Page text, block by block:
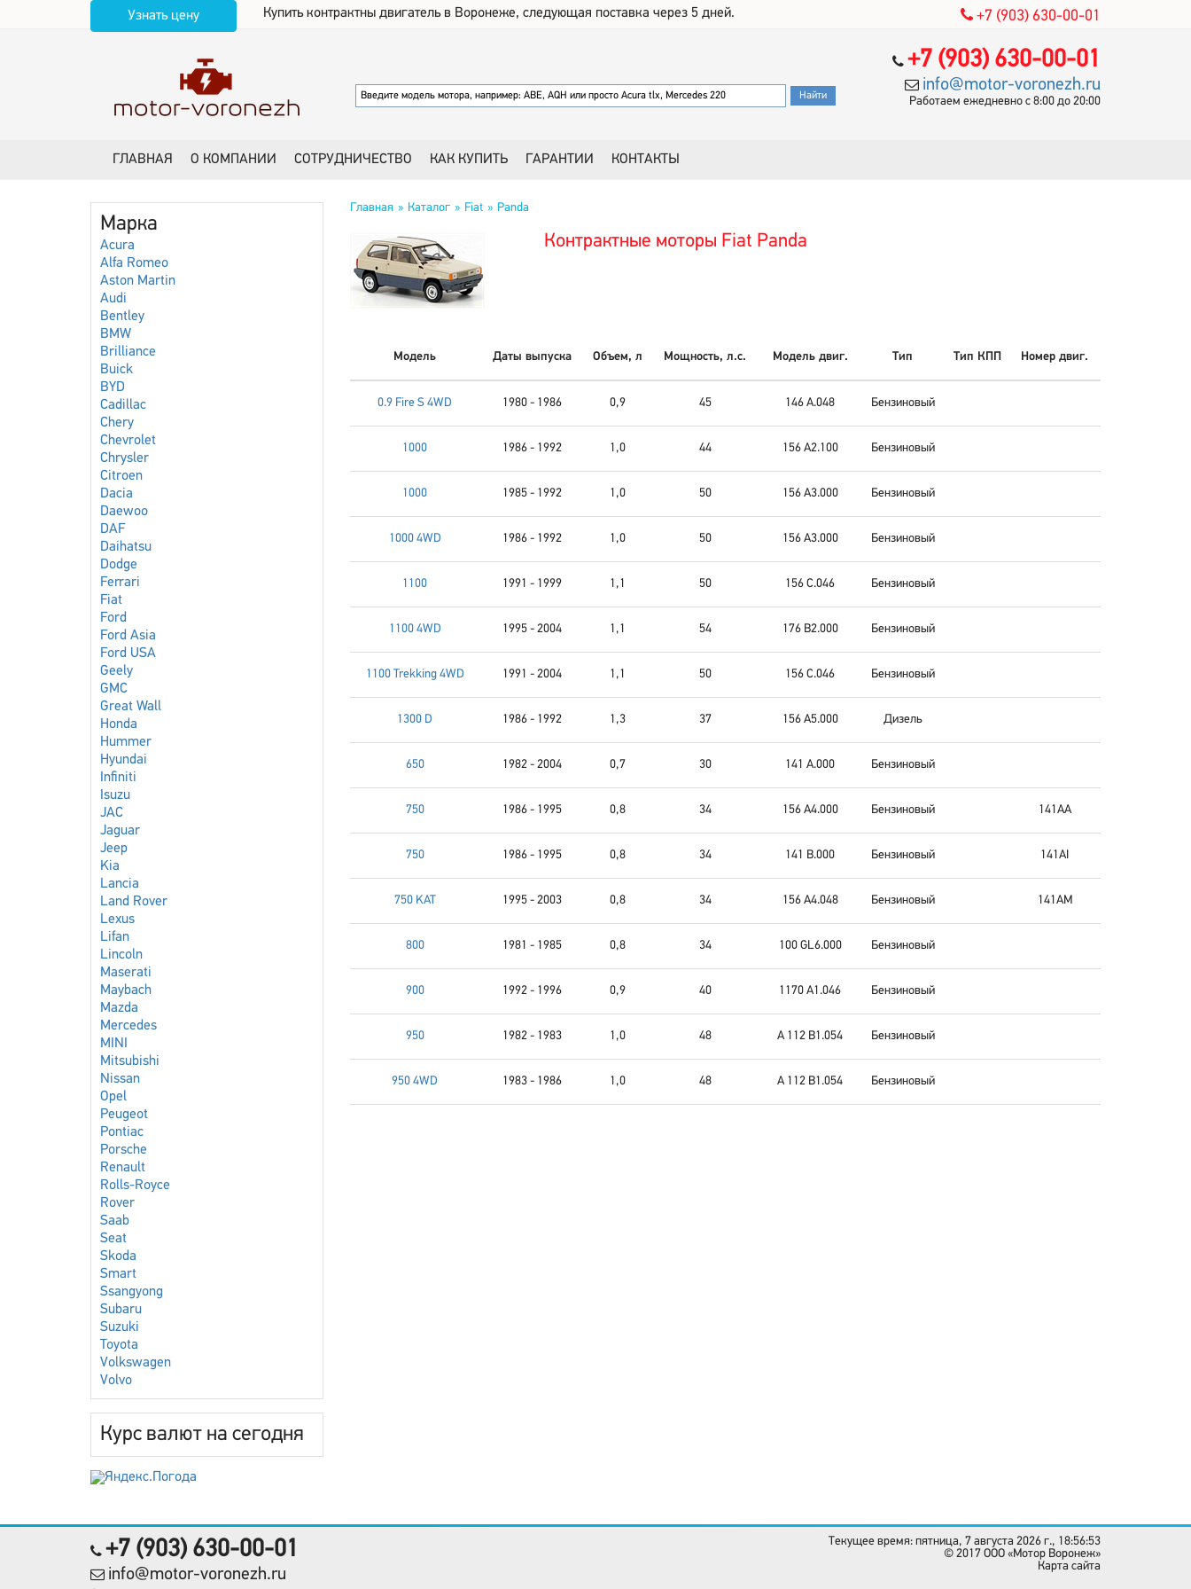
Узнать цену Купить контрактны двигатель в Воронеже, следующая поставка через 5 дней. +7 (903) 630-00-01
+7 (903) 630-00-01
info@motor-voronezh.ru
Работаем ежедневно с 8:00 до 20:00
ГЛАВНАЯ О КОМПАНИИ СОТРУДНИЧЕСТВО КАК КУПИТЬ ГАРАНТИИ КОНТАКТЫ
Марка
Acura
Alfa Romeo
Aston Martin
Audi
Bentley
BMW
Brilliance
Buick
BYD
Cadillac
Chery
Chevrolet
Chrysler
Citroen
Dacia
Daewoo
DAF
Daihatsu
Dodge
Ferrari
Fiat
Ford
Ford Asia
Ford USA
Geely
GMC
Great Wall
Honda
Hummer
Hyundai
Infiniti
Isuzu
JAC
Jaguar
Jeep
Kia
Lancia
Land Rover
Lexus
Lifan
Lincoln
Maserati
Maybach
Mazda
Mercedes
MINI
Mitsubishi
Nissan
Opel
Peugeot
Pontiac
Porsche
Renault
Rolls-Royce
Rover
Saab
Seat
Skoda
Smart
Ssangyong
Subaru
Suzuki
Toyota
Volkswagen
Volvo
Курс валют на сегодня
Главная Каталог Fiat Panda
Контрактные моторы Fiat Panda
Модель Даты выпуска Объем, л Мощность, л.с. Модель двиг. Тип Тип КПП Номер двиг.
0.9 Fire S 4WD 1980 - 1986 0,9 45 146 A.048 Бензиновый
1000 1986 - 1992 1,0 44 156 A2.100 Бензиновый
1000 1985 - 1992 1,0 50 156 A3.000 Бензиновый
1000 4WD 1986 - 1992 1,0 50 156 A3.000 Бензиновый
1100 1991 - 1999 1,1 50 156 C.046 Бензиновый
1100 4WD 1995 - 2004 1,1 54 176 B2.000 Бензиновый
1100 Trekking 4WD 1991 - 2004 1,1 50 156 C.046 Бензиновый
1300 D 1986 - 1992 1,3 37 156 A5.000 Дизель
650 1982 - 2004 0,7 30 141 A.000 Бензиновый
750 1986 - 1995 0,8 34 156 A4.000 Бензиновый 141AA
750 1986 - 1995 0,8 34 141 B.000 Бензиновый 141AI
750 KAT 1995 - 2003 0,8 34 156 A4.048 Бензиновый 141AM
800 1981 - 1985 0,8 34 100 GL6.000 Бензиновый
900 1992 - 1996 0,9 40 1170 A1.046 Бензиновый
950 1982 - 1983 1,0 48 A 112 B1.054 Бензиновый
950 4WD 1983 - 1986 1,0 48 A 112 B1.054 Бензиновый
+7 (903) 630-00-01
info@motor-voronezh.ru
Текущее время: пятница, 7 августа 2026 г., 18:56:53
© 2017 OOO «Мотор Воронеж»
Карта сайта